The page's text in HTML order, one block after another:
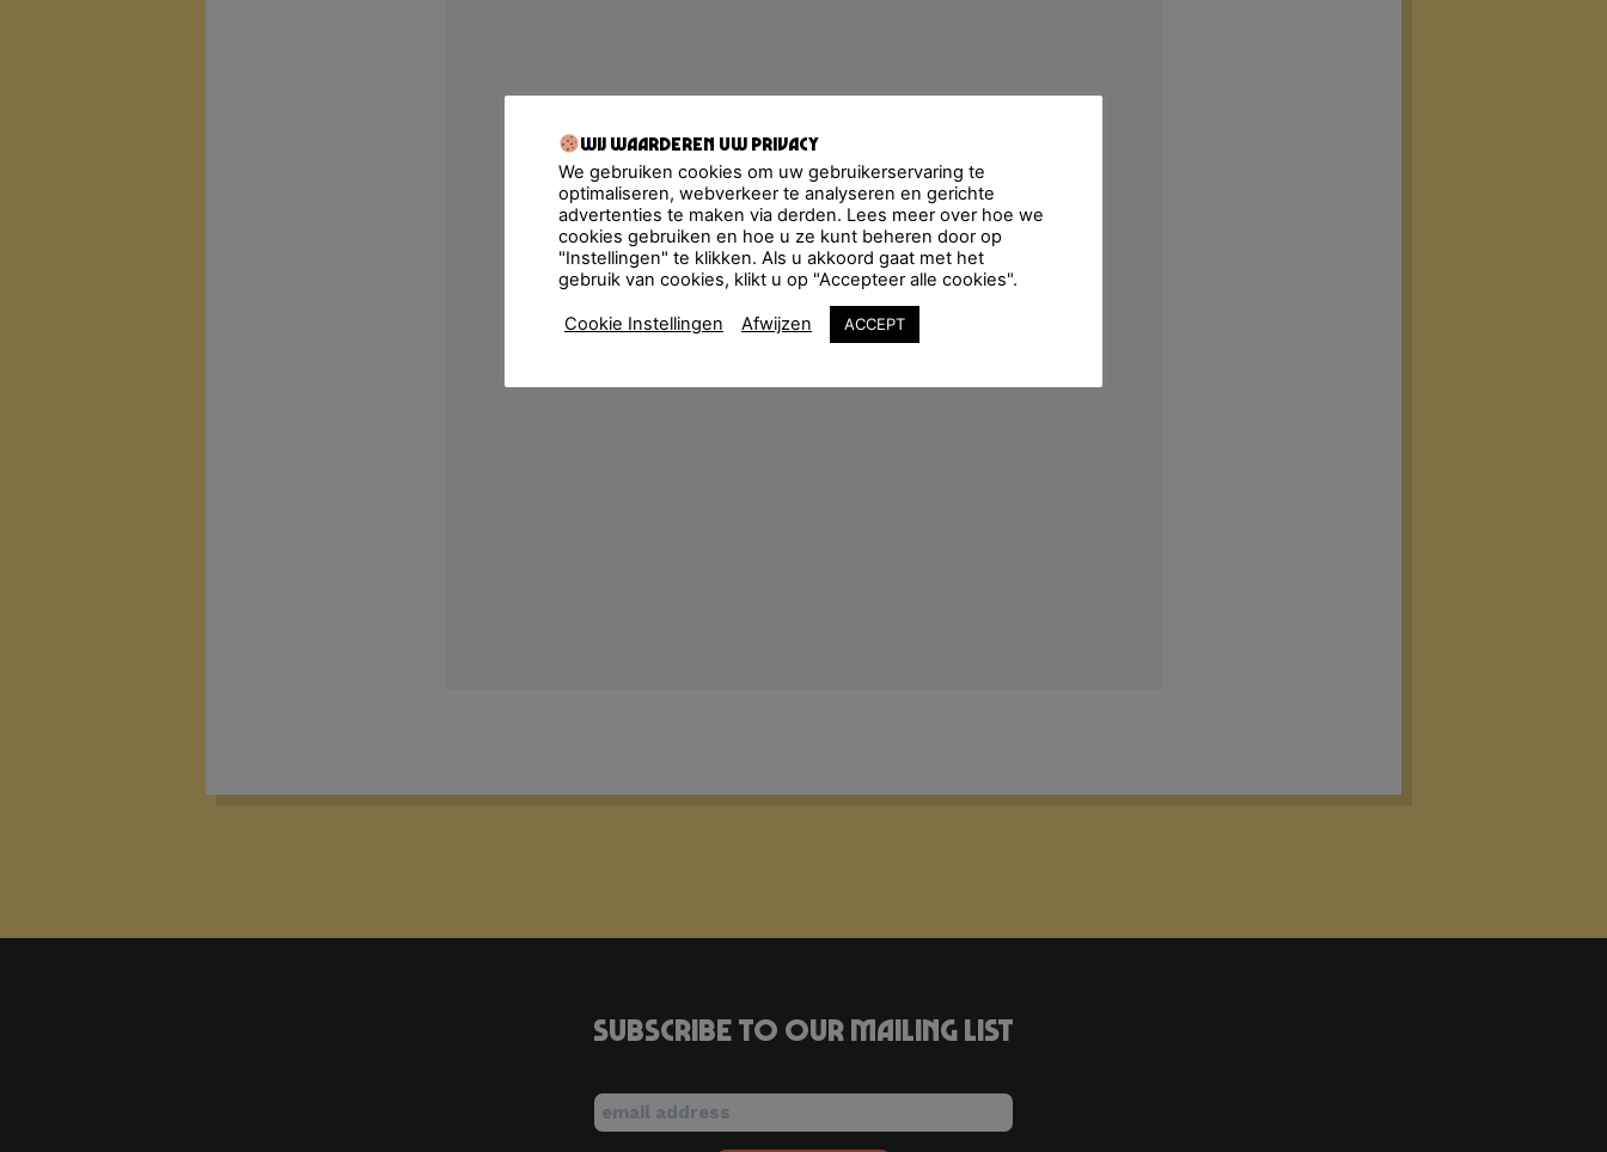
Subscribe to our mailing list
Wij waarderen uw privacy
We gebruiken cookies om uw gebruikerservaring te
optimaliseren, webverkeer te analyseren en gerichte
advertenties te maken via derden. Lees meer over hoe we
cookies gebruiken en hoe u ze kunt beheren door op
"Instellingen" te klikken. Als u akkoord gaat met het
gebruik van cookies, klikt u op "Accepteer alle cookies".
Cookie Instellingen Afwijzen ACCEPT